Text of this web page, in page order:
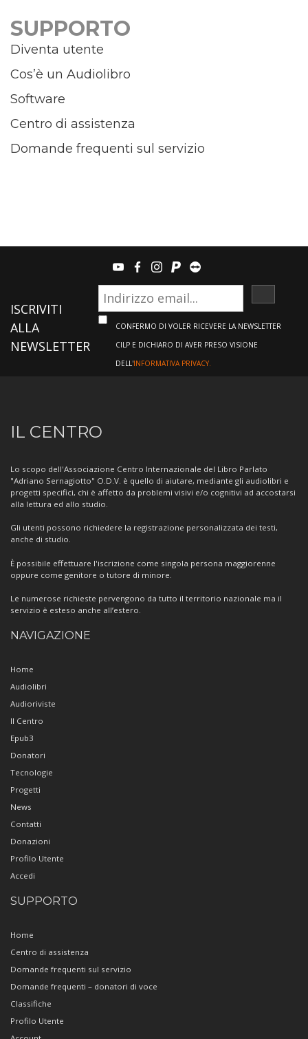
SUPPORTO
Diventa utente
Cos’è un Audiolibro
Software
Centro di assistenza
Domande frequenti sul servizio
youtubefacebook
instagram
paypalteamviewer
ISCRIVITI
ALLA
NEWSLETTER
CONFERMO DI VOLER RICEVERE LA NEWSLETTER
CILP E DICHIARO DI AVER PRESO VISIONE
DELL'INFORMATIVA PRIVACY.
Informazioni
sul
Centro
IL CENTRO
Lo scopo dell'Associazione Centro Internazionale del Libro Parlato
"Adriano Sernagiotto" O.D.V. è quello di aiutare, mediante gli audiolibri e
progetti specifici, chi è affetto da problemi visivi e/o cognitivi ad accostarsi
alla lettura ed allo studio.
Gli utenti possono richiedere la registrazione personalizzata dei testi,
anche di studio.
È possibile effettuare l'iscrizione come singola persona maggiorenne
oppure come genitore o tutore di minore.
Le numerose richieste pervengono da tutto il territorio nazionale ma il
servizio è esteso anche all’estero.
NAVIGAZIONE
Home
Audiolibri
Audioriviste
Il Centro
Epub3
Donatori
Tecnologie
Progetti
News
Contatti
Donazioni
Profilo Utente
Accedi
SUPPORTO
Home
Centro di assistenza
Domande frequenti sul servizio
Domande frequenti – donatori di voce
Classifiche
Profilo Utente